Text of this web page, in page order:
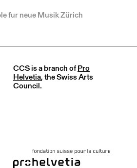
fur neue Musik Zürich
CCS is a branch ofPro
Helvetia, the Swiss Arts
Council.